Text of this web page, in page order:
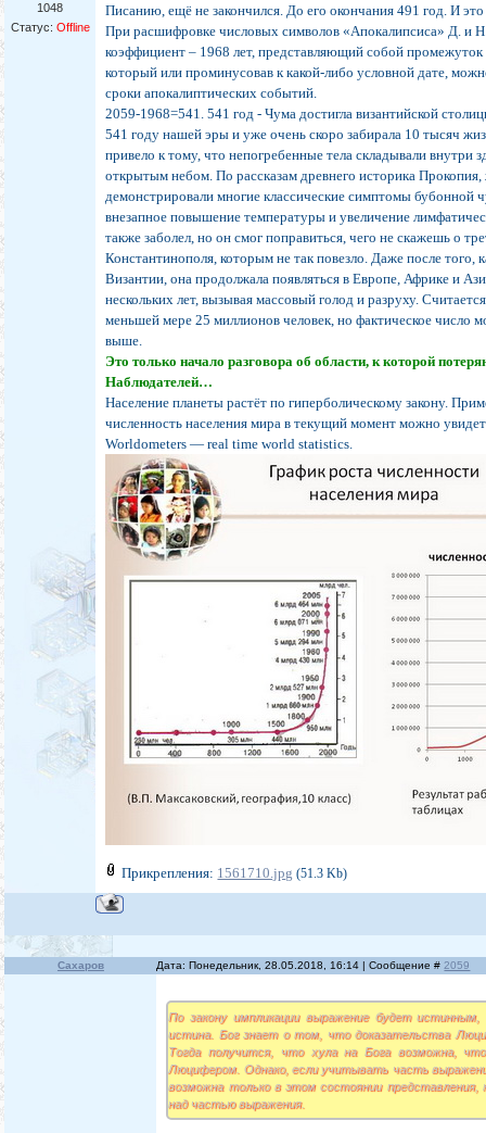
1048
Статус: Offline
Писанию, ещё не закончился. До его окончания 491 год. И
При расшифровке числовых символов «Апокалипсиса» Д. и
коэффициент – 1968 лет, представляющий собой
который или проминусовав к какой-либо условной дате,
сроки апокалиптических событий.
2059-1968=541. 541 год - Чума достигла византийской
541 году нашей эры и уже очень скоро забирала 10 тысяч
привело к тому, что непогребенные тела складывали внутри
открытым небом. По рассказам древнего историка
демонстрировали многие классические симптомы бубонной
внезапное повышение температуры и увеличение
также заболел, но он смог поправиться, чего не скажешь о
Константинополя, которым не так повезло. Даже после того,
Византии, она продолжала появляться в Европе, Африке и
нескольких лет, вызывая массовый голод и разруху.
меньшей мере 25 миллионов человек, но фактическое число
выше.
Это только начало разговора об области, к которой
Наблюдателей…
Население планеты растёт по гиперболическому закону.
численность населения мира в текущий момент можно
Worldometers — real time world statistics.
Прикрепления: 1561710.jpg (51.3 Kb)
Сахаров Дата: Понедельник, 28.05.2018, 16:14 | Сообщение #2059
По закону импликации выражение будет
истина. Бог знает о том, что доказательства
Тогда получится, что хула на Бога возможна,
Люцифером. Однако, если учитывать часть
возможна только в этом состоянии представления,
над частью выражения.